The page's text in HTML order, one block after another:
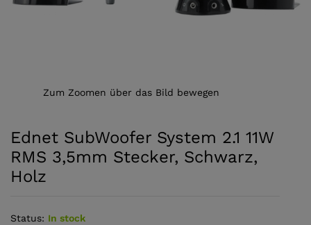
Zum Zoomen über das Bild bewegen
Ednet SubWoofer System 2.1 11W
RMS 3,5mm Stecker, Schwarz,
Holz
Status: In stock